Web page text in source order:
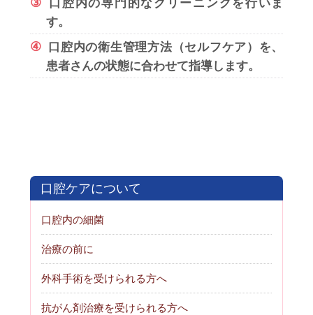
す。
④
口腔内の衛生管理方法（セルフケア）を、
患者さんの状態に合わせて指導します。
口腔ケアについて
口腔内の細菌
治療の前に
外科手術を受けられる方へ
抗がん剤治療を受けられる方へ